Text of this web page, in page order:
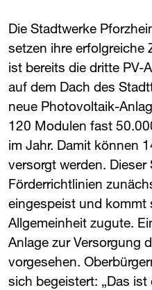
Die Stadtwerke
setzen ihre erfolgreiche
ist bereits die dritte PV-
auf dem Dach des
neue Photovoltaik-
120 Modulen fast
im Jahr. Damit können
versorgt werden.
Förderrichtlinien
eingespeist und kommt
Allgemeinheit zugute.
Anlage zur Versorgung
vorgesehen.
sich begeistert: „Das